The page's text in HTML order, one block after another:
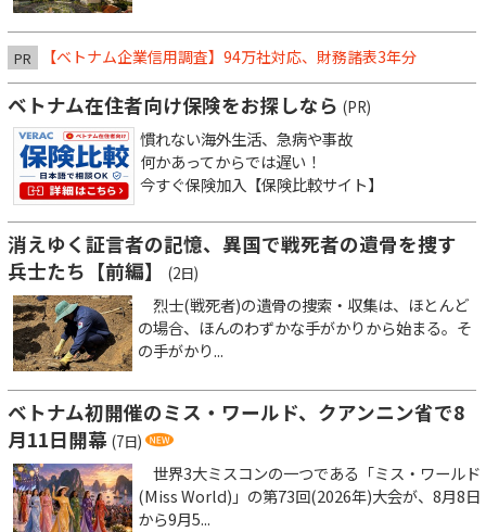
PR 【ベトナム企業信用調査】94万社対応、財務諸表3年分
ベトナム在住者向け保険をお探しなら (PR)
慣れない海外生活、急病や事故
何かあってからでは遅い！
今すぐ保険加入【保険比較サイト】
消えゆく証言者の記憶、異国で戦死者の遺骨を捜す
兵士たち【前編】
(2日)
烈士(戦死者)の遺骨の捜索・収集は、ほとんど
の場合、ほんのわずかな手がかりから始まる。そ
の手がかり...
ベトナム初開催のミス・ワールド、クアンニン省で8
月11日開幕 (7日)
世界3大ミスコンの一つである「ミス・ワールド
(Miss World)」の第73回(2026年)大会が、8月8日
から9月5...